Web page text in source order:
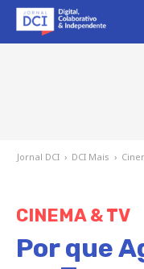
Jornal DCI › DCI Mais ›
CINEMA & TV
Por que